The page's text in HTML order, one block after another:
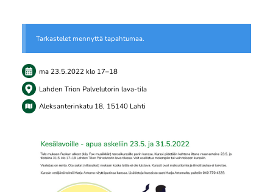
Tarkastelet mennyttä tapahtumaa.
ma 23.5.2022klo 17–18
Lahden Trion Palvelutorin lava-tila
Aleksanterinkatu 18, 15140 Lahti